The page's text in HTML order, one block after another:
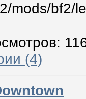
mods/bf2/
(4)